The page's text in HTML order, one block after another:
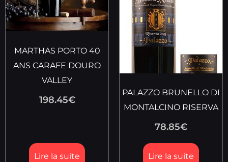
MARTHAS PORTO 40
ANS CARAFE DOURO
VALLEY
198.45€
Lire la suite
PALAZZO BRUNELLO DI
MONTALCINO RISERVA
78.85€
Lire la suite